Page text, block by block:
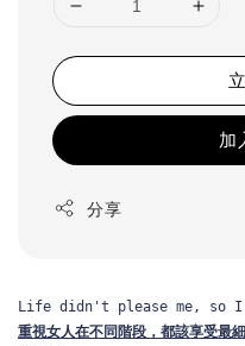
加
分享
Life didn't please me, so
重視女人在不同階段，都該享受最